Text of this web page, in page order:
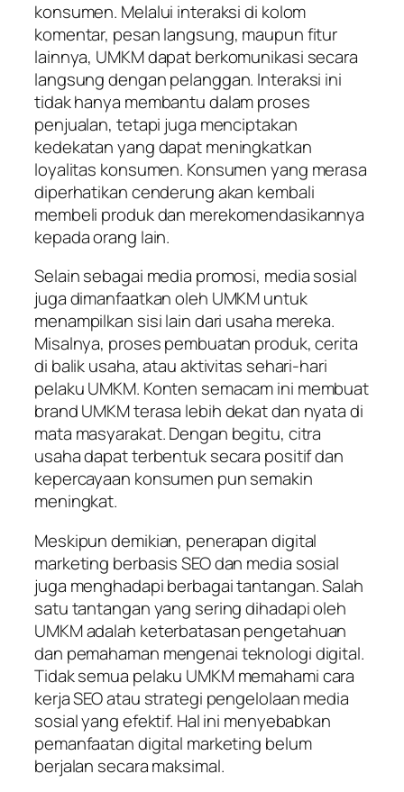
konsumen. Melalui interaksi di kolom
komentar, pesan langsung, maupun fitur
lainnya, UMKM dapat berkomunikasi secara
langsung dengan pelanggan. Interaksi ini
tidak hanya membantu dalam proses
penjualan, tetapi juga menciptakan
kedekatan yang dapat meningkatkan
loyalitas konsumen. Konsumen yang merasa
diperhatikan cenderung akan kembali
membeli produk dan merekomendasikannya
kepada orang lain.
Selain sebagai media promosi, media sosial
juga dimanfaatkan oleh UMKM untuk
menampilkan sisi lain dari usaha mereka.
Misalnya, proses pembuatan produk, cerita
di balik usaha, atau aktivitas sehari-hari
pelaku UMKM. Konten semacam ini membuat
brand UMKM terasa lebih dekat dan nyata di
mata masyarakat. Dengan begitu, citra
usaha dapat terbentuk secara positif dan
kepercayaan konsumen pun semakin
meningkat.
Meskipun demikian, penerapan digital
marketing berbasis SEO dan media sosial
juga menghadapi berbagai tantangan. Salah
satu tantangan yang sering dihadapi oleh
UMKM adalah keterbatasan pengetahuan
dan pemahaman mengenai teknologi digital.
Tidak semua pelaku UMKM memahami cara
kerja SEO atau strategi pengelolaan media
sosial yang efektif. Hal ini menyebabkan
pemanfaatan digital marketing belum
berjalan secara maksimal.